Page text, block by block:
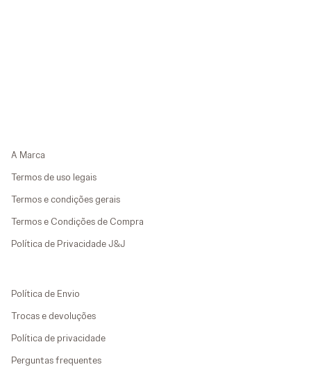
A Marca
Termos de uso legais
Termos e condições gerais
Termos e Condições de Compra
Política de Privacidade J&J
Política de Envio
Trocas e devoluções
Política de privacidade
Perguntas frequentes